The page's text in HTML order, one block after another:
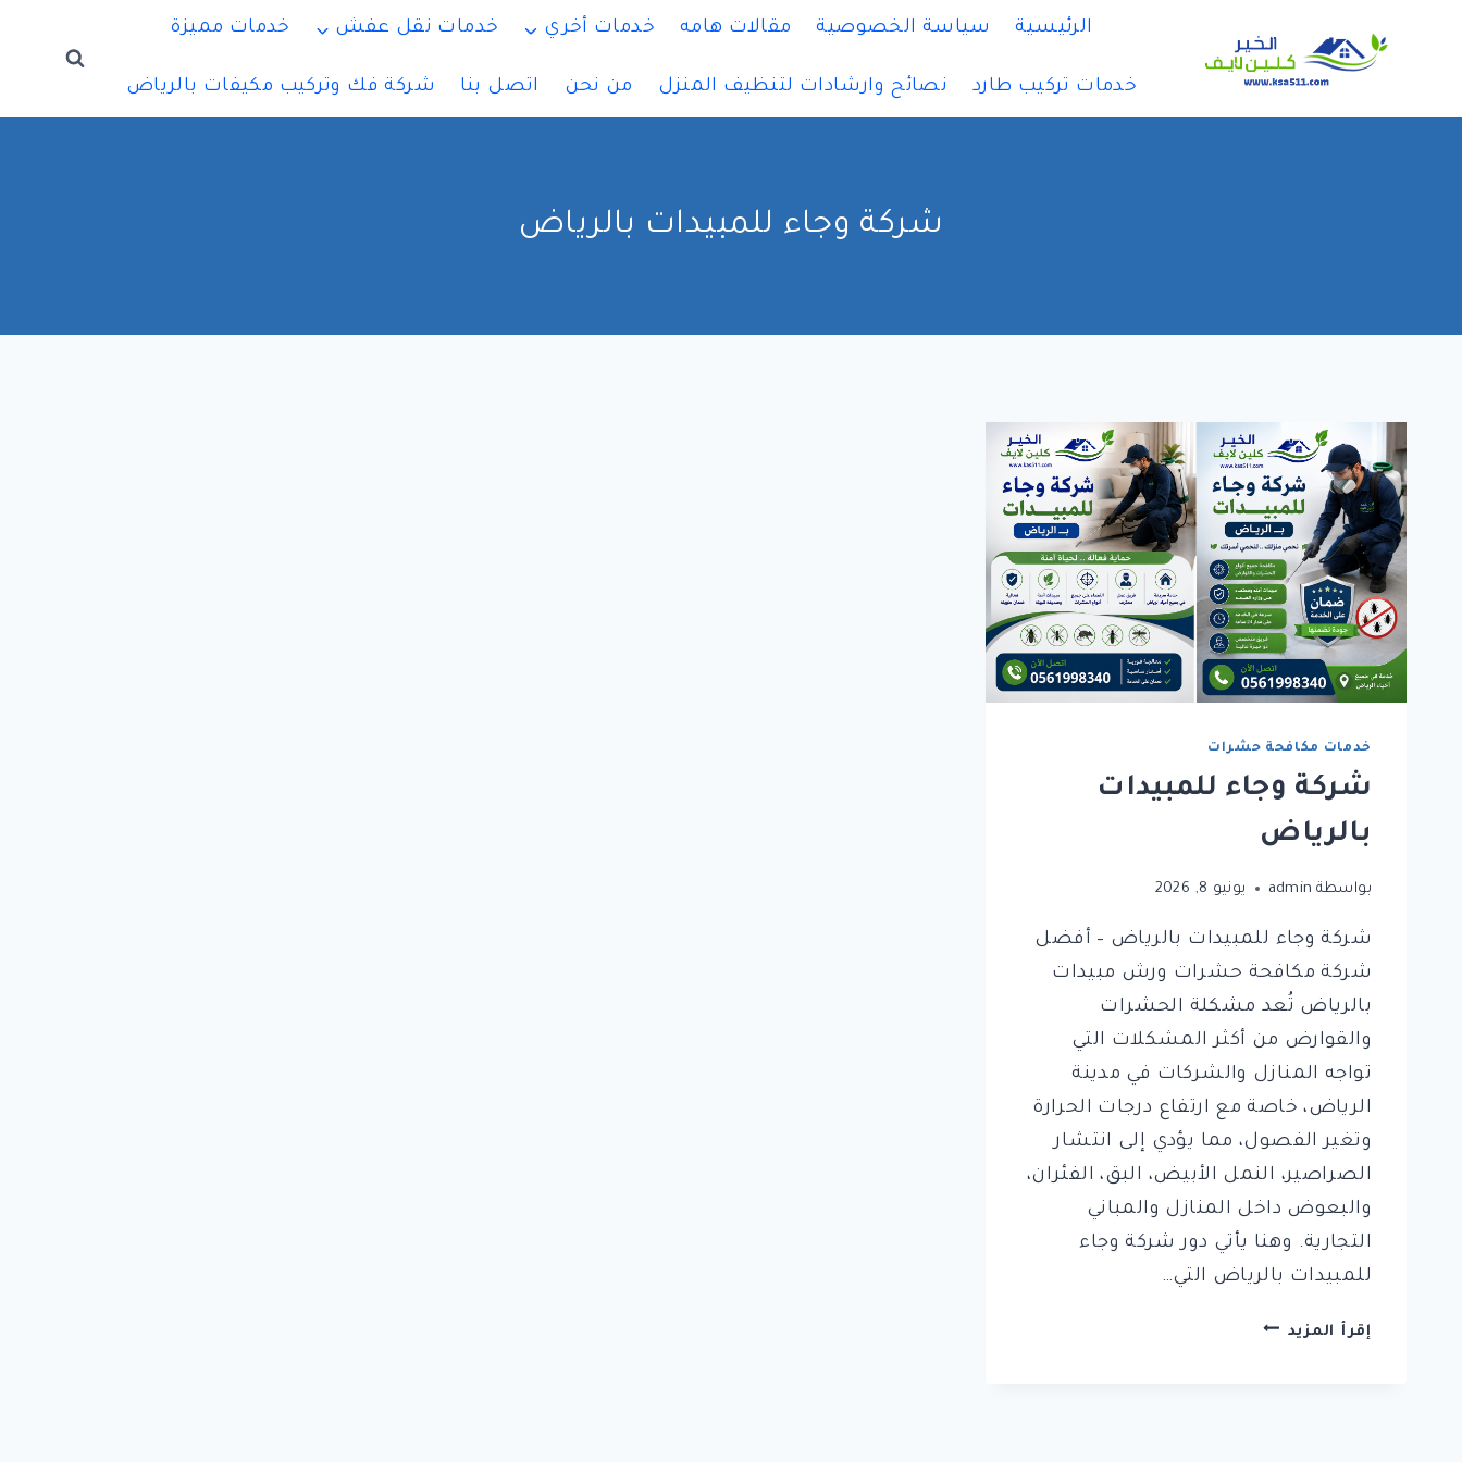
الرئيسية سياسة الخصوصية مقالات هامه خدمات أخري خدمات نقل عفش خدمات مميزة
خدمات تركيب طارد نصائح وارشادات لتنظيف المنزل من نحن اتصل بنا شركة فك وتركيب مكيفات بالرياض
شركة وجاء للمبيدات بالرياض
خدمات مكافحة حشرات
شركة وجاء للمبيدات
بالرياض
بواسطة admin يونيو 8, 2026
شركة وجاء للمبيدات بالرياض – أفضل
شركة مكافحة حشرات ورش مبيدات
بالرياض تُعد مشكلة الحشرات
والقوارض من أكثر المشكلات التي
تواجه المنازل والشركات في مدينة
الرياض، خاصة مع ارتفاع درجات الحرارة
وتغير الفصول، مما يؤدي إلى انتشار
الصراصير، النمل الأبيض، البق، الفئران،
والبعوض داخل المنازل والمباني
التجارية. وهنا يأتي دور شركة وجاء
للمبيدات بالرياض التي…
إقرأ المزيد شركة